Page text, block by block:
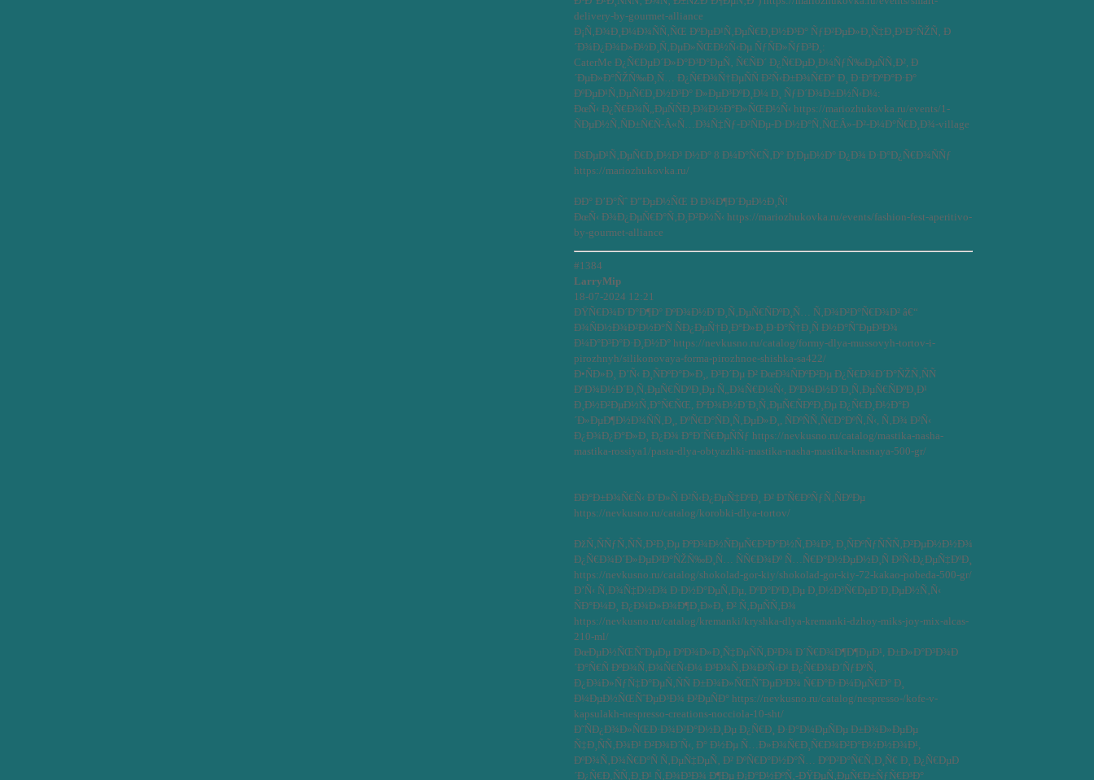
delivery-by-gourmet-alliance
Ð¡Ñ‚Ð¾Ð¸Ð¼Ð¾ÑÑ‚ÑŒ ÐºÐµÐ¹Ñ‚ÐµÑ€Ð¸Ð½Ð³Ð° ÑƒÐ²ÐµÐ»Ð¸Ñ‡Ð¸Ð²Ð°ÑŽÑ‚ Ð
´Ð¾Ð¿Ð¾Ð»Ð½Ð¸Ñ‚ÐµÐ»ÑŒÐ½Ñ‹Ðµ ÑƒÑÐ»ÑƒÐ³Ð¸:
CaterMe Ð¿Ñ€ÐµÐ´Ð»Ð°Ð³Ð°ÐµÑ‚ Ñ€ÑÐ´ Ð¿Ñ€ÐµÐ¸Ð¼ÑƒÑ‰ÐµÑÑ‚Ð², Ð
´ÐµÐ»Ð°ÑŽÑ‰Ð¸Ñ… Ð¿Ñ€Ð¾Ñ†ÐµÑÑ Ð²Ñ‹Ð±Ð¾Ñ€Ð° Ð¸ Ð·Ð°ÐºÐ°Ð·Ð°
ÐºÐµÐ¹Ñ‚ÐµÑ€Ð¸Ð½Ð³Ð° Ð»ÐµÐ³ÐºÐ¸Ð¼ Ð¸ ÑƒÐ´Ð¾Ð±Ð½Ñ‹Ð¼:
ÐœÑ‹ Ð¿Ñ€Ð¾Ñ„ÐµÑÑÐ¸Ð¾Ð½Ð°Ð»ÑŒÐ½Ñ‹ https://mariozhukovka.ru/events/1-
ÑÐµÐ½Ñ‚ÑÐ±Ñ€Ñ-Â«Ñ…Ð¾Ñ‡Ñƒ-Ð²ÑÐµ-Ð·Ð½Ð°Ñ‚ÑŒÂ»-Ð²-Ð¼Ð°Ñ€Ð¸Ð¾-village
ÐšÐµÐ¹Ñ‚ÐµÑ€Ð¸Ð½Ð³ Ð½Ð° 8 Ð¼Ð°Ñ€Ñ‚Ð° Ð¦ÐµÐ½Ð° Ð¿Ð¾ Ð·Ð°Ð¿Ñ€Ð¾ÑÑƒ
https://mariozhukovka.ru/
ÐÐ° Ð’Ð°Ñˆ Ð”ÐµÐ½ÑŒ Ð Ð¾Ð¶Ð´ÐµÐ½Ð¸Ñ!
ÐœÑ‹ Ð¾Ð¿ÐµÑ€Ð°Ñ‚Ð¸Ð²Ð½Ñ‹ https://mariozhukovka.ru/events/fashion-fest-aperitivo-
by-gourmet-alliance
#1384
LarryMip
18-07-2024 12:21
ÐŸÑ€Ð¾Ð´Ð°Ð¶Ð° ÐºÐ¾Ð½Ð´Ð¸Ñ‚ÐµÑ€ÑÐºÐ¸Ñ… Ñ‚Ð¾Ð²Ð°Ñ€Ð¾Ð² â€“
Ð¾ÑÐ½Ð¾Ð²Ð½Ð°Ñ ÑÐ¿ÐµÑ†Ð¸Ð°Ð»Ð¸Ð·Ð°Ñ†Ð¸Ñ Ð½Ð°ÑˆÐµÐ³Ð¾
Ð¼Ð°Ð³Ð°Ð·Ð¸Ð½Ð° https://nevkusno.ru/catalog/formy-dlya-mussovyh-tortov-i-
pirozhnyh/silikonovaya-forma-pirozhnoe-shishka-sa422/
Ð•ÑÐ»Ð¸ Ð’Ñ‹ Ð¸ÑÐºÐ°Ð»Ð¸, Ð³Ð´Ðµ Ð² ÐœÐ¾ÑÐºÐ²Ðµ Ð¿Ñ€Ð¾Ð´Ð°ÑŽÑ‚ÑÑ
ÐºÐ¾Ð½Ð´Ð¸Ñ‚ÐµÑ€ÑÐºÐ¸Ðµ Ñ„Ð¾Ñ€Ð¼Ñ‹, ÐºÐ¾Ð½Ð´Ð¸Ñ‚ÐµÑ€ÑÐºÐ¸Ð¹
Ð¸Ð½Ð²ÐµÐ½Ñ‚Ð°Ñ€ÑŒ, ÐºÐ¾Ð½Ð´Ð¸Ñ‚ÐµÑ€ÑÐºÐ¸Ðµ Ð¿Ñ€Ð¸Ð½Ð°Ð
´Ð»ÐµÐ¶Ð½Ð¾ÑÑ‚Ð¸, ÐºÑ€Ð°ÑÐ¸Ñ‚ÐµÐ»Ð¸, ÑÐºÑÑ‚Ñ€Ð°ÐºÑ‚Ñ‹, Ñ‚Ð¾ Ð²Ñ‹
Ð¿Ð¾Ð¿Ð°Ð»Ð¸ Ð¿Ð¾ Ð°Ð´Ñ€ÐµÑÑƒ https://nevkusno.ru/catalog/mastika-nasha-
mastika-rossiya1/pasta-dlya-obtyazhki-mastika-nasha-mastika-krasnaya-500-gr/
ÐÐ°Ð±Ð¾Ñ€Ñ‹ Ð´Ð»Ñ Ð²Ñ‹Ð¿ÐµÑ‡ÐºÐ¸ Ð² Ð˜Ñ€ÐºÑƒÑ‚ÑÐºÐµ
https://nevkusno.ru/catalog/korobki-dlya-tortov/
ÐžÑ‚ÑÑƒÑ‚ÑÑ‚Ð²Ð¸Ðµ ÐºÐ¾Ð½ÑÐµÑ€Ð²Ð°Ð½Ñ‚Ð¾Ð², Ð¸ÑÐºÑƒÑÑÑ‚Ð²ÐµÐ½Ð½Ð¾
Ð¿Ñ€Ð¾Ð´Ð»ÐµÐ²Ð°ÑŽÑ‰Ð¸Ñ… ÑÑ€Ð¾Ðº Ñ…Ñ€Ð°Ð½ÐµÐ½Ð¸Ñ Ð²Ñ‹Ð¿ÐµÑ‡ÐºÐ¸
https://nevkusno.ru/catalog/shokolad-gor-kiy/shokolad-gor-kiy-72-kakao-pobeda-500-gr/
Ð’Ñ‹ Ñ‚Ð¾Ñ‡Ð½Ð¾ Ð·Ð½Ð°ÐµÑ‚Ðµ, ÐºÐ°ÐºÐ¸Ðµ Ð¸Ð½Ð³Ñ€ÐµÐ´Ð¸ÐµÐ½Ñ‚Ñ‹
ÑÐ°Ð¼Ð¸ Ð¿Ð¾Ð»Ð¾Ð¶Ð¸Ð»Ð¸ Ð² Ñ‚ÐµÑÑ‚Ð¾
https://nevkusno.ru/catalog/kremanki/kryshka-dlya-kremanki-dzhoy-miks-joy-mix-alcas-
210-ml/
ÐœÐµÐ½ÑŒÑˆÐµÐµ ÐºÐ¾Ð»Ð¸Ñ‡ÐµÑÑ‚Ð²Ð¾ Ð´Ñ€Ð¾Ð¶Ð¶ÐµÐ¹, Ð±Ð»Ð°Ð³Ð¾Ð
´Ð°Ñ€Ñ ÐºÐ¾Ñ‚Ð¾Ñ€Ñ‹Ð¼ Ð³Ð¾Ñ‚Ð¾Ð²Ñ‹Ð¹ Ð¿Ñ€Ð¾Ð´ÑƒÐºÑ‚
Ð¿Ð¾Ð»ÑƒÑ‡Ð°ÐµÑ‚ÑÑ Ð±Ð¾Ð»ÑŒÑˆÐµÐ³Ð¾ Ñ€Ð°Ð·Ð¼ÐµÑ€Ð° Ð¸
Ð¼ÐµÐ½ÑŒÑˆÐµÐ³Ð¾ Ð²ÐµÑÐ° https://nevkusno.ru/catalog/nespresso-/kofe-v-
kapsulakh-nespresso-creations-nocciola-10-sht/
Ð˜ÑÐ¿Ð¾Ð»ÑŒÐ·Ð¾Ð²Ð°Ð½Ð¸Ðµ Ð¿Ñ€Ð¸ Ð·Ð°Ð¼ÐµÑÐµ Ð±Ð¾Ð»ÐµÐµ
Ñ‡Ð¸ÑÑ‚Ð¾Ð¹ Ð²Ð¾Ð´Ñ‹, Ð° Ð½Ðµ Ñ…Ð»Ð¾Ñ€Ð¸Ñ€Ð¾Ð²Ð°Ð½Ð½Ð¾Ð¹,
ÐºÐ¾Ñ‚Ð¾Ñ€Ð°Ñ Ñ‚ÐµÑ‡ÐµÑ‚ Ð² ÐºÑ€Ð°Ð½Ð°Ñ… ÐºÐ²Ð°Ñ€Ñ‚Ð¸Ñ€ Ð¸ Ð¿Ñ€ÐµÐ
´Ð¿Ñ€Ð¸ÑÑ‚Ð¸Ð¹ Ñ‚Ð¾Ð³Ð¾ Ð¶Ðµ Ð¡Ð°Ð½ÐºÑ‚-ÐŸÐµÑ‚ÐµÑ€Ð±ÑƒÑ€Ð³Ð°